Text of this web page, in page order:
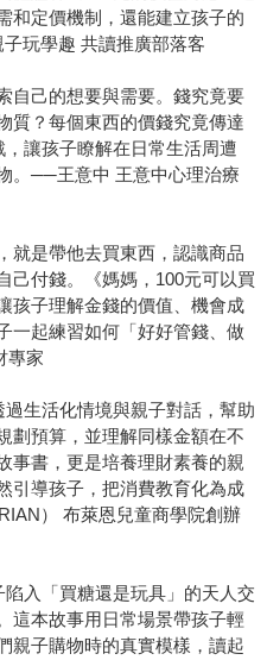
和定價機制，還能建立孩子的
玩學趣 共讀推廣部落客
自己的想要與需要。錢究竟要
質？每個東西的價錢究竟傳達
讓孩子瞭解在日常生活周遭
。──王意中 王意中心理治療
是帶他去買東西，認識商品
己付錢。《媽媽，100元可以買
孩子理解金錢的價值、機會成
一起練習如何「好好管錢、做
專家
生活化情境與親子對話，幫助
劃預算，並理解同樣金額在不
事書，更是培養理財素養的親
引導孩子，把消費教育化為成
） 布萊恩兒童商學院創辦
入「買糖還是玩具」的天人交
這本故事用日常場景帶孩子輕
親子購物時的真實模樣，讀起